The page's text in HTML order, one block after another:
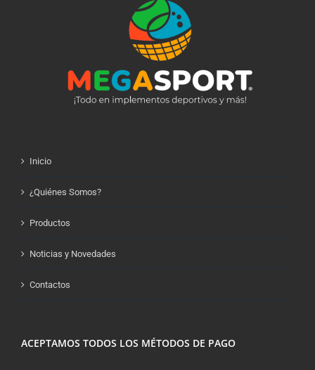
Inicio
¿Quiénes Somos?
Productos
Noticias y Novedades
Contactos
ACEPTAMOS TODOS LOS MÉTODOS DE PAGO